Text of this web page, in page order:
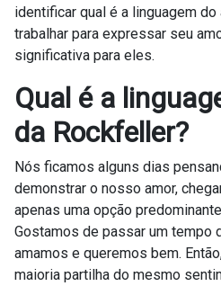
identificar qual é a linguagem
trabalhar para expressar seu
significativa para eles.
Qual é a
da Rockfeller?
Nós ficamos alguns dias
demonstrar o nosso amor,
apenas uma opção
Gostamos de passar um tempo
amamos e queremos bem.
maioria partilha do mesmo